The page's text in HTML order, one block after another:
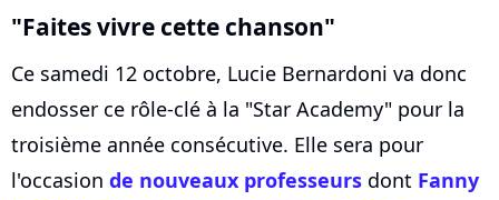
"Faites vivre cette chanson"
Ce samedi 12 octobre, Lucie Bernardoni va donc
endosser ce rôle-clé à la "Star Academy" pour la
troisième année consécutive. Elle sera pour
l'occasion de nouveaux professeurs dont Fanny